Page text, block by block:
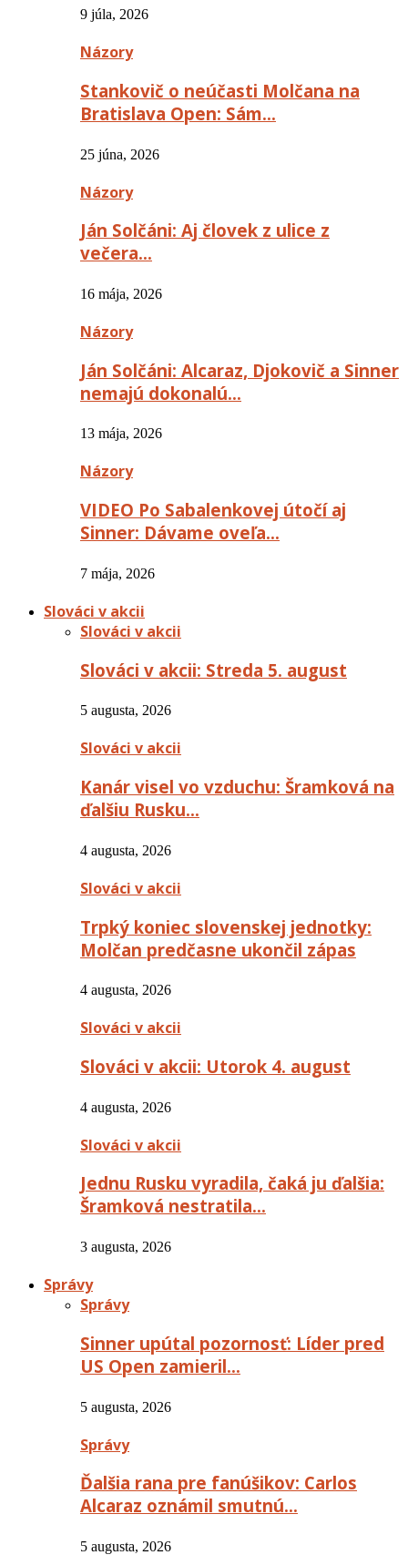
9 júla, 2026
Názory
Stankovič o neúčasti Molčana na
Bratislava Open: Sám…
25 júna, 2026
Názory
Ján Solčáni: Aj človek z ulice z
večera…
16 mája, 2026
Názory
Ján Solčáni: Alcaraz, Djokovič a Sinner
nemajú dokonalú…
13 mája, 2026
Názory
VIDEO Po Sabalenkovej útočí aj
Sinner: Dávame oveľa…
7 mája, 2026
Slováci v akcii
Slováci v akcii
Slováci v akcii: Streda 5. august
5 augusta, 2026
Slováci v akcii
Kanár visel vo vzduchu: Šramková na
ďalšiu Rusku…
4 augusta, 2026
Slováci v akcii
Trpký koniec slovenskej jednotky:
Molčan predčasne ukončil zápas
4 augusta, 2026
Slováci v akcii
Slováci v akcii: Utorok 4. august
4 augusta, 2026
Slováci v akcii
Jednu Rusku vyradila, čaká ju ďalšia:
Šramková nestratila…
3 augusta, 2026
Správy
Správy
Sinner upútal pozornosť: Líder pred
US Open zamieril…
5 augusta, 2026
Správy
Ďalšia rana pre fanúšikov: Carlos
Alcaraz oznámil smutnú…
5 augusta, 2026